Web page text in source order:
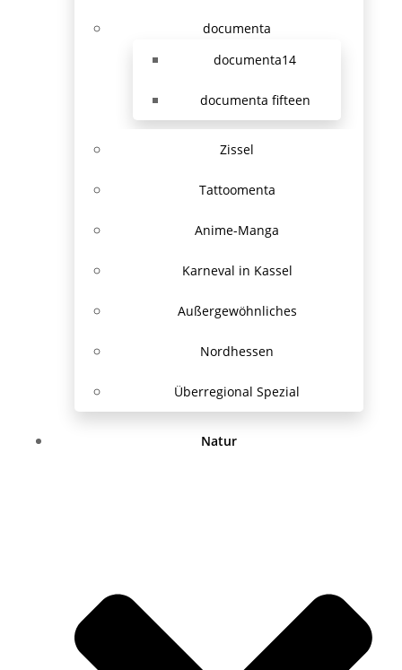
documenta
documenta14
documenta fifteen
Zissel
Tattoomenta
Anime-Manga
Karneval in Kassel
Außergewöhnliches
Nordhessen
Überregional Spezial
Natur